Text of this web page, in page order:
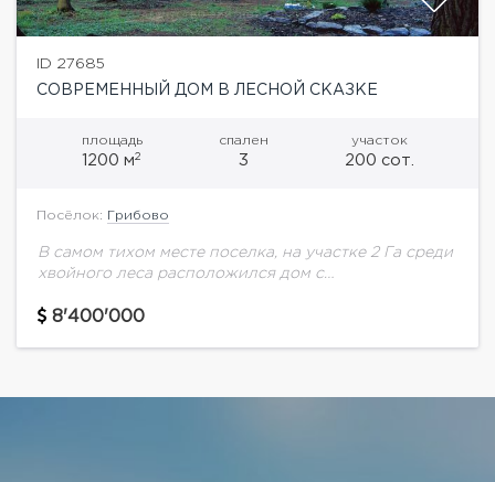
ID 27685
СОВРЕМЕННЫЙ ДОМ В ЛЕСНОЙ СКАЗКЕ
площадь
1200 м2
спален
3
участок
200 сот.
Посёлок: Грибово
В самом тихом месте поселка, на участке 2 Га среди
хвойного леса расположился дом с
Отделка дома выполнена из высококачественных
8'400'000